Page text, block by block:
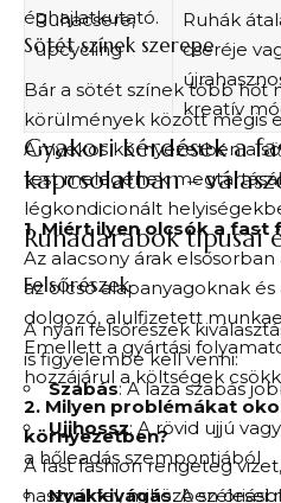
Ruhacsere,
upcycling
Ruhák
cseréje
kreatív
Gyakori kérdések a
kapcsolatban –
1. Miért ilyen olcsók a fast
Az alacsony árak
az olcsó alapanyagoknak
dolgozó, alulfizetett
Emellett a gyártási
hozzájárul a költségek
2. Milyen problémákat
környezetben?
A fast fashion rengeteg
használ fel, miközben óriási
éghajlatkutató.
Sötét színek szerepe
Bár a sötét színek több hőt
körülmények között mégis
Árnyékos környezetben a
test melegének
légkondicionált
Ruhadarabok típusai
Felsőrészek
A nyári felsőrészek
is figyelembe kell venni:
Szabás: A laza szabás
Ujjhossz: A rövid ujjú
a hőleadás szempontjából
Nyakkivágás: A